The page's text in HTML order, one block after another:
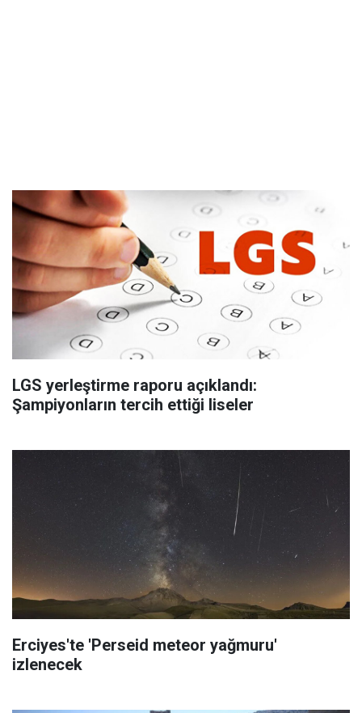
LGS yerleştirme raporu açıklandı:
Şampiyonların tercih ettiği liseler
Erciyes'te 'Perseid meteor yağmuru'
izlenecek